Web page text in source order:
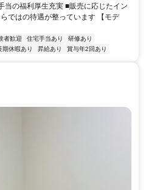
当の福利厚生充実 ■販売に応じたイン
ではの待遇が整っています 【モデ
者歓迎 住宅手当あり
研修あり
期休暇あり 昇給あり 賞与年2回あり